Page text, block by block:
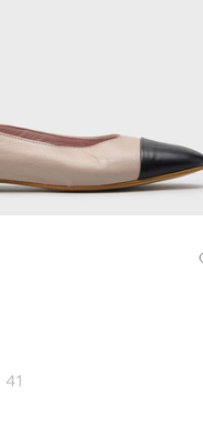
41